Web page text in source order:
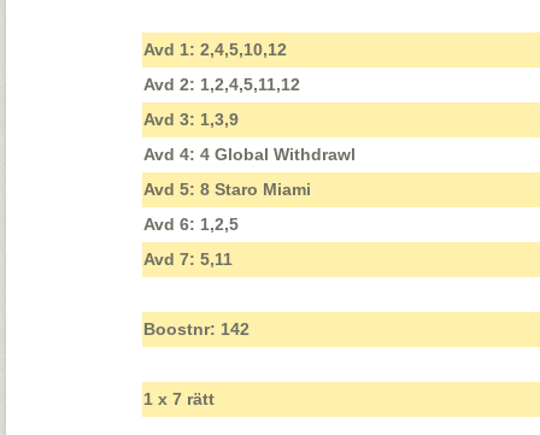
Avd 1: 2,4,5,10,12
Avd 2: 1,2,4,5,11,12
Avd 3: 1,3,9
Avd 4: 4 Global Withdrawl
Avd 5: 8 Staro Miami
Avd 6: 1,2,5
Avd 7: 5,11
Boostnr: 142
1 x 7 rätt